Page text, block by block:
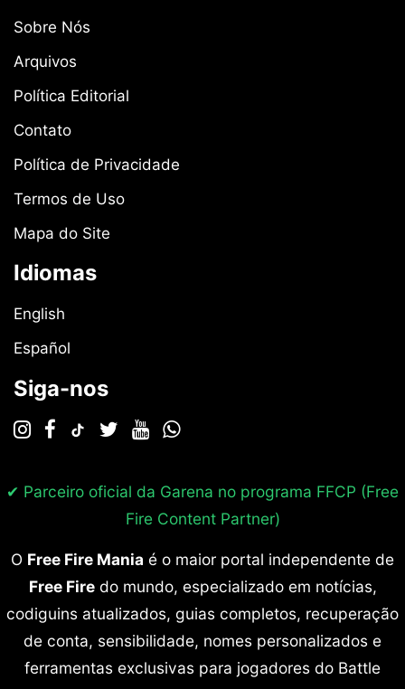
Sobre Nós
Arquivos
Política Editorial
Contato
Política de Privacidade
Termos de Uso
Mapa do Site
Idiomas
English
Español
Siga-nos
✔ Parceiro oficial da Garena no programa FFCP (Free
Fire Content Partner)
O Free Fire Mania é o maior portal independente de
Free Firedo mundo, especializado em notícias,
codiguins atualizados, guias completos, recuperação
de conta, sensibilidade, nomes personalizados e
ferramentas exclusivas para jogadores do Battle